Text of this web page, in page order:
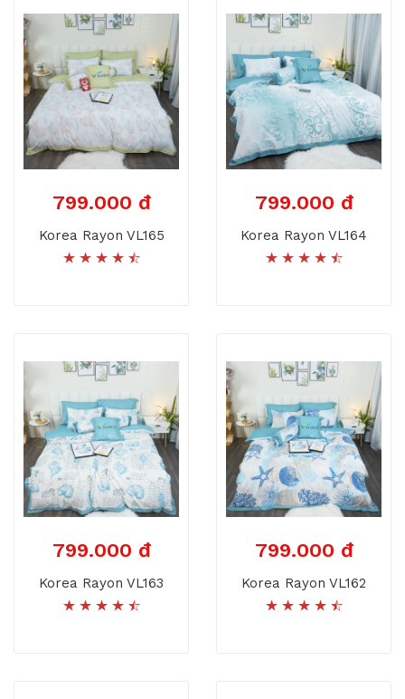
799.000 đ
Korea Rayon VL165
799.000 đ
Korea Rayon VL164
799.000 đ
Korea Rayon VL163
799.000 đ
Korea Rayon VL162